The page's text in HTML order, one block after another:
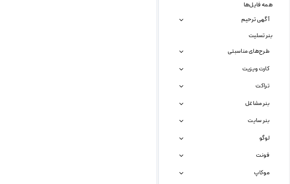
همه فایل‌ها
آگهی ترحیم
بنر تسلیت
طرح‌های مناسبتی
کارت ویزیت
تراکت
بنر مشاغل
بنر سایت
لوگو
فونت
موکاپ